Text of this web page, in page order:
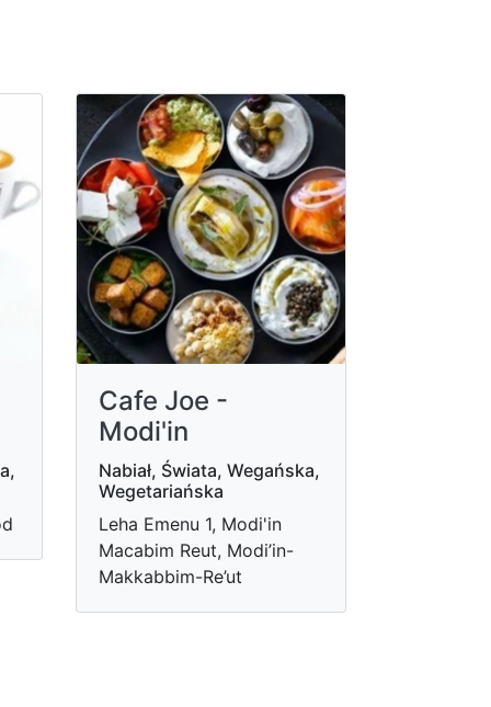
Cafe Joe -
Modi'in
Nabiał, Świata, Wegańska,
Wegetariańska
Leha Emenu 1, Modi'in
Macabim Reut, Modi’in-
Makkabbim-Re’ut